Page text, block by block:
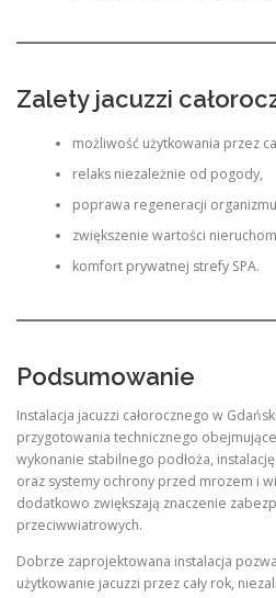
Zalety jacuzzi
możliwość użytkowania przez
relaks niezależnie od pogody,
poprawa regeneracji
zwiększenie wartości
komfort prywatnej strefy SPA.
Podsumowanie
Instalacja jacuzzi całorocznego w
przygotowania technicznego
wykonanie stabilnego podłoża,
oraz systemy ochrony przed mrozem i
dodatkowo zwiększają znaczenie
przeciwwiatrowych.
Dobrze zaprojektowana instalacja
użytkowanie jacuzzi przez cały rok,